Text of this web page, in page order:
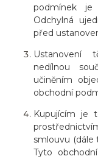
podmínek
Odchylná
před
Ustanovení
nedílnou
učiněním
obchodní
Kupujícím je
smlouvu (dále
Tyto